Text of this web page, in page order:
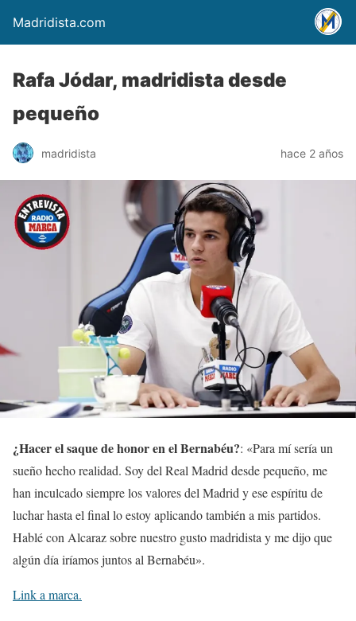
Madridista.com
Rafa Jódar, madridista desde
pequeño
madridista hace 2 años
¿Hacer el saque de honor en el Bernabéu?: «Para mí sería un
sueño hecho realidad. Soy del Real Madrid desde pequeño, me
han inculcado siempre los valores del Madrid y ese espíritu de
luchar hasta el final lo estoy aplicando también a mis partidos.
Hablé con Alcaraz sobre nuestro gusto madridista y me dijo que
algún día iríamos juntos al Bernabéu».
Link a marca.